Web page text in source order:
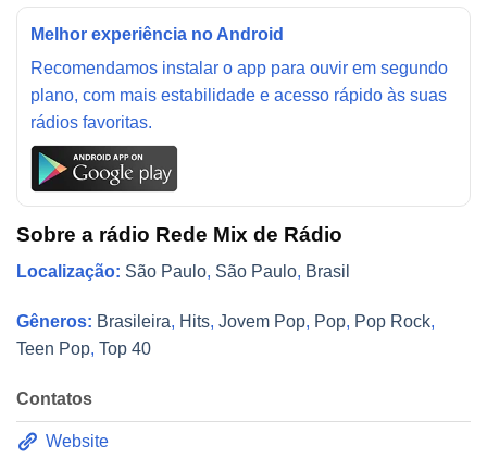
Melhor experiência no Android
Recomendamos instalar o app para ouvir em segundo
plano, com mais estabilidade e acesso rápido às suas
rádios favoritas.
Sobre a rádio Rede Mix de Rádio
Localização: São Paulo, São Paulo, Brasil
Gêneros: Brasileira, Hits, Jovem Pop, Pop, Pop Rock,
Teen Pop, Top 40
Contatos
Website